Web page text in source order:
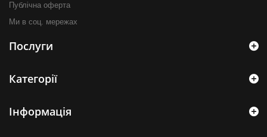
Публічна оферта
Ми в соц. мережах
Послуги
Категорії
Інформація